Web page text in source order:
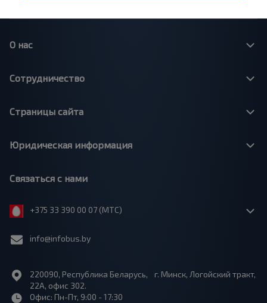
О нас
Сотрудничество
Страницы сайта
Юридическая информация
Связаться с нами
+375 33 390 00 07 (МТС)
info@infobus.by
220090, Республика Беларусь, г. Минск, Логойский тракт,
22А, офис 302.
Офис: Пн-Пт, 9:00 - 17:30